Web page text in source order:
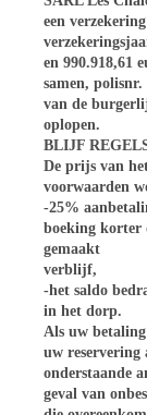
een
en 990.918,61
samen, polisnr.
van de
oplopen.
BLIJF
De prijs van
voorwaarden
-25%
boeking korter
gemaakt
verblijf,
-het saldo
in het dorp.
Als uw
uw reservering
onderstaande
geval van